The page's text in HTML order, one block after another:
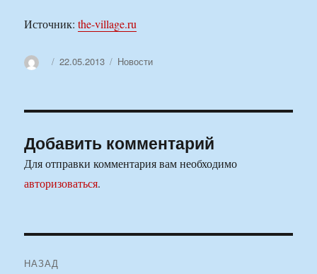
Источник:the-village.ru
АвторОпубликовано
22.05.2013 Рубрики
Новости
Добавить комментарий
Для отправки комментария вам необходимо
авторизоваться.
НАЗАД